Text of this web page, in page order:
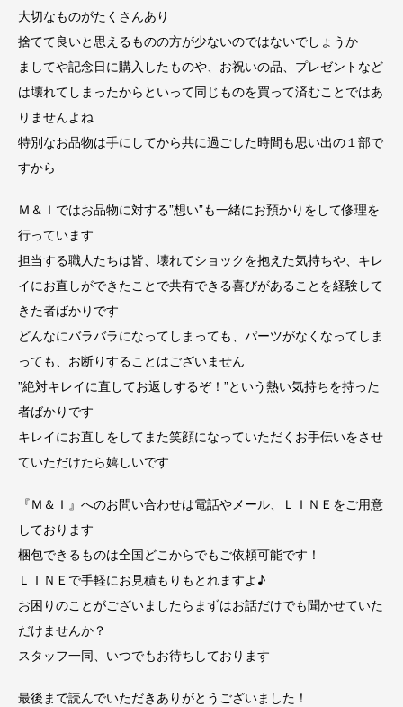
大切なものがたくさんあり
捨てて良いと思えるものの方が少ないのではないでしょうか
ましてや記念日に購入したものや、お祝いの品、プレゼントなど
は壊れてしまったからといって同じものを買って済むことではあ
りませんよね
特別なお品物は手にしてから共に過ごした時間も思い出の１部で
すから
Ｍ＆Ｉではお品物に対する”想い”も一緒にお預かりをして修理を
行っています
担当する職人たちは皆、壊れてショックを抱えた気持ちや、キレ
イにお直しができたことで共有できる喜びがあることを経験して
きた者ばかりです
どんなにバラバラになってしまっても、パーツがなくなってしま
っても、お断りすることはございません
”絶対キレイに直してお返しするぞ！”という熱い気持ちを持った
者ばかりです
キレイにお直しをしてまた笑顔になっていただくお手伝いをさせ
ていただけたら嬉しいです
『Ｍ＆Ｉ』へのお問い合わせは電話やメール、ＬＩＮＥをご用意
しております
梱包できるものは全国どこからでもご依頼可能です！
ＬＩＮＥで手軽にお見積もりもとれますよ♪
お困りのことがございましたらまずはお話だけでも聞かせていた
だけませんか？
スタッフ一同、いつでもお待ちしております
最後まで読んでいただきありがとうございました！